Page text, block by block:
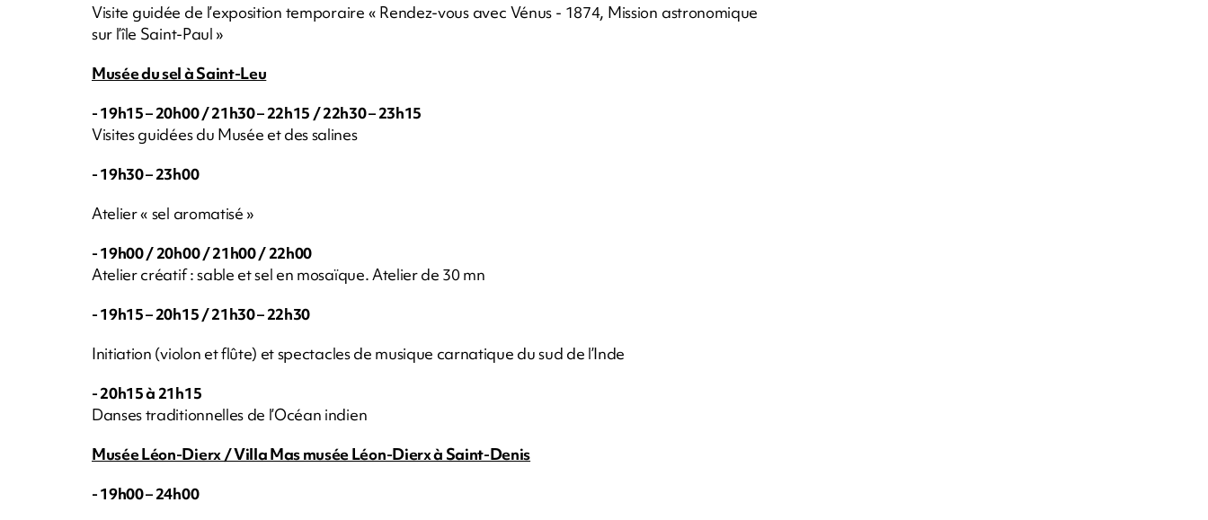
Visite guidée de l’exposition temporaire « Rendez-vous avec Vénus - 1874, Mission astronomique
sur l’île Saint-Paul »
Musée du sel à Saint-Leu
- 19h15 – 20h00 / 21h30 – 22h15 / 22h30 – 23h15
Visites guidées du Musée et des salines
- 19h30 – 23h00
Atelier « sel aromatisé »
- 19h00 / 20h00 / 21h00 / 22h00
Atelier créatif : sable et sel en mosaïque. Atelier de 30 mn
- 19h15 – 20h15 / 21h30 – 22h30
Initiation (violon et flûte) et spectacles de musique carnatique du sud de l’Inde
- 20h15 à 21h15
Danses traditionnelles de l’Océan indien
Musée Léon-Dierx / Villa Mas musée Léon-Dierx à Saint-Denis
- 19h00 – 24h00